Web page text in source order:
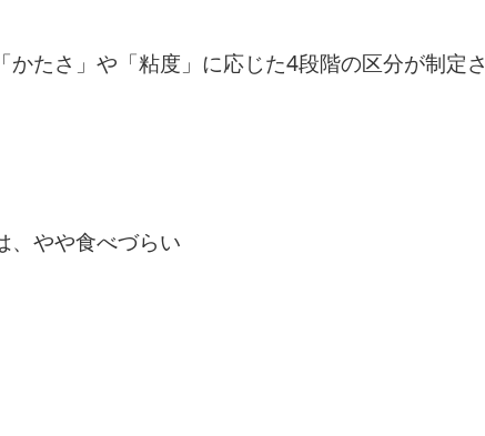
たさ」や「粘度」に応じた4段階の区分が制定さ
、やや食べづらい